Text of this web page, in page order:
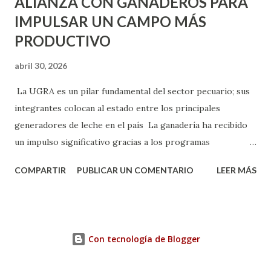
IMPULSAR UN CAMPO MÁS
PRODUCTIVO
abril 30, 2026
La UGRA es un pilar fundamental del sector pecuario; sus
integrantes colocan al estado entre los principales
generadores de leche en el país La ganadería ha recibido
un impulso significativo gracias a los programas
muestra de su respaldo firme y decidido al campo, la
compromiso de trabajar de la mano con los productores
COMPARTIR PUBLICAR UN COMENTARIO LEER MÁS
Con tecnología de Blogger